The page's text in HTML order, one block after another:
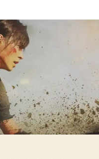
i
o
n
‘